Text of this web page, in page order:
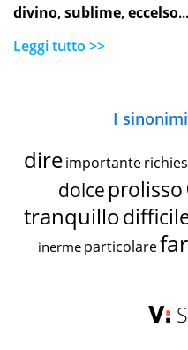
divino,sublime,eccelso...
Leggi tutto >>
I
dire importante
dolce prolisso
tranquillo
inerme particolare